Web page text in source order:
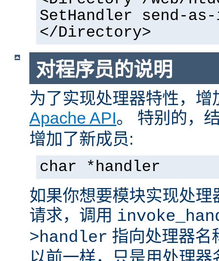
SetHandler send-
</Directory>
对程序员的说明
为了实现处理器特性，增
Apache API。 特别的，
增加了新成员:
char *handler
如果你想要模块实现处
请求，调用
>handler 指向处理器名
以前一样，只是用处理